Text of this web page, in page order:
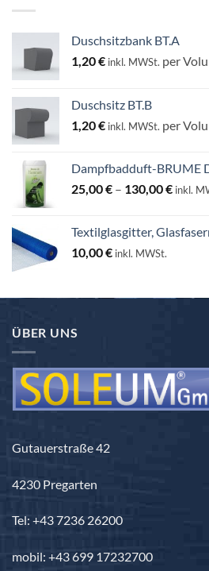
Duschsitzbank BT.A
1,20€ inkl. MWSt. per
Duschsitz BT.B
1,20€ inkl. MWSt. per
Dampfbadduft-BRUME
25,00€ – 130,00€ inkl.
Textilglasgitter,
10,00€ inkl. MWSt.
ÜBER UNS
Gutauerstraße 42
4230 Pregarten
Tel: +43 7236 26200
mobil: +43 699 17232700